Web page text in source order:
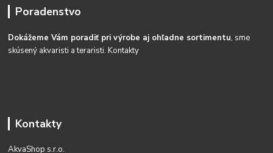
Poradenstvo
Dokážeme Vám poradiť pri výrobe aj ohľadne sortimentu, sme
skúsený akvaristi a teraristi.Kontakty
Kontakty
AkvaShop s.r.o.